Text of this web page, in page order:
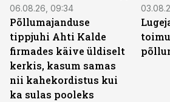
06.08.26, 09:34
Põllumajanduse
tippjuhi Ahti Kalde
firmades käive üldiselt
kerkis, kasum samas
nii kahekordistus kui
ka sulas pooleks